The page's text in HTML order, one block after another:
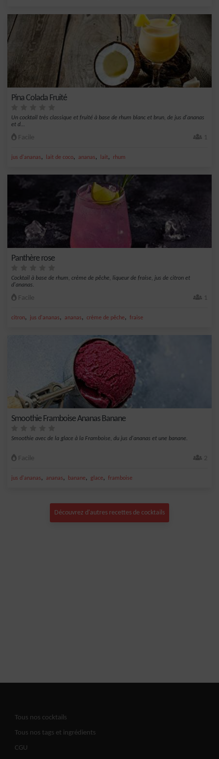
Pina Colada Fruité
Un cocktail très classique et fruité à base de rhum blanc et brun, de jus d'ananas
et d...
Facile 1
jus d'ananas, lait de coco, ananas, lait, rhum
Panthère rose
Cocktail à base de rhum, crème de pêche, liqueur de fraise, jus de citron et
d'ananas.
Facile 1
citron, jus d'ananas, ananas, crème de pêche, fraise
Smoothie Framboise Ananas Banane
Smoothie avec de la glace à la Framboise, du jus d'ananas et une banane.
Facile 2
jus d'ananas, ananas, banane, glace, framboise
Découvrez d'autres recettes de cocktails
Tous nos cocktails
Tous nos tags et ingrédients
CGU